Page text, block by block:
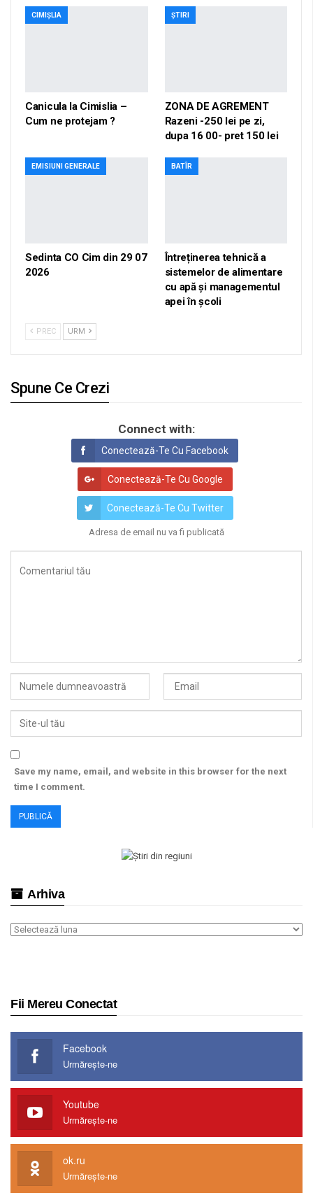
CIMIȘLIA
Canicula la Cimislia –
Cum ne protejam ?
ȘTIRI
ZONA DE AGREMENT
Razeni -250 lei pe zi,
dupa 16 00- pret 150 lei
EMISIUNI GENERALE
Sedinta CO Cim din 29 07
2026
BATÎR
Întreținerea tehnică a
sistemelor de alimentare
cu apă și managementul
apei în școli
PREC URM
Spune Ce Crezi
Connect with:
Conectează-Te Cu Facebook
Conectează-Te Cu Google
Conectează-Te Cu Twitter
Adresa de email nu va fi publicată
Save my name, email, and website in this browser for the next
time I comment.
Arhiva
Arhiva
Fii Mereu Conectat
Facebook
Urmărește-ne
Youtube
Urmărește-ne
ok.ru
Urmărește-ne